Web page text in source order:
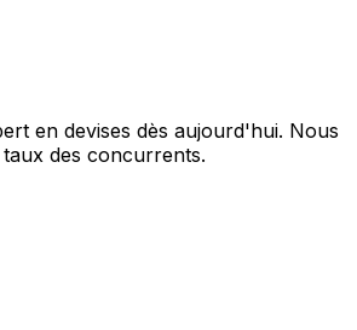
en devises dès aujourd'hui. Nous
des concurrents.